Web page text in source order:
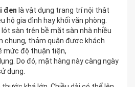
đen là vật dụng trang trí nội thât
hộ gia đình hay khối văn phòng.
sàn trên bề mặt sàn nhà nhiều
chung, thảm quận được khách
mức độ thuận tiện,
Do đó, mặt hàng này càng ngày
dụng.